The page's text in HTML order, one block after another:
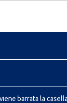
barrata la